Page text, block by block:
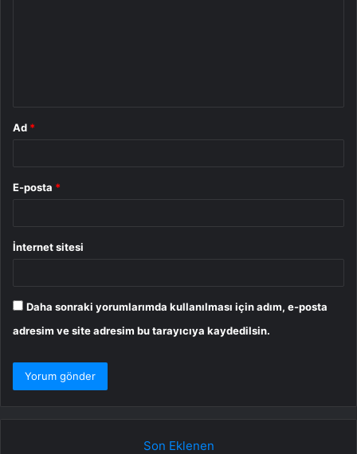
Ad *
E-posta *
İnternet sitesi
Daha sonraki yorumlarımda kullanılması için adım, e-posta
adresim ve site adresim bu tarayıcıya kaydedilsin.
Son Eklenen